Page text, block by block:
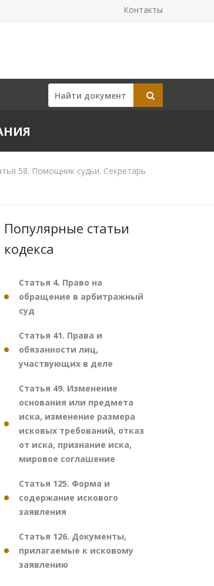
Контакты
58. Помощник судьи. Секретарь
Популярные статьи
кодекса
Статья 4. Право на
обращение в арбитражный
суд
Статья 41. Права и
обязанности лиц,
участвующих в деле
Статья 49. Изменение
основания или предмета
иска, изменение размера
исковых требований, отказ
от иска, признание иска,
мировое соглашение
Статья 125. Форма и
содержание искового
заявления
Статья 126. Документы,
прилагаемые к исковому
заявлению